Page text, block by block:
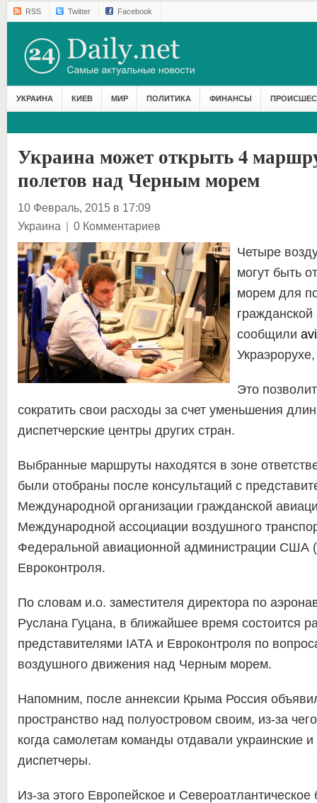
RSS Twitter Facebook
УКРАИНА КИЕВ МИР ПОЛИТИКА ФИНАНСЫ
Украина может открыть 4
полетов над Черным морем
10 Февраль, 2015 в 17:09
Украина | 0 Комментариев
Четыре
могут быть
морем для
сообщили
Это
сократить свои расходы за счет уменьшения
диспетчерские центры других стран.
Выбранные маршруты находятся в зоне
были отобраны после консультаций с
Международной организации гражданской
Международной ассоциации воздушного
Федеральной авиационной администрации США
Евроконтроля.
По словам и.о. заместителя директора по
Руслана Гуцана, в ближайшее время состоится
представителями IATA и Евроконтроля по
воздушного движения над Черным морем.
Напомним, после аннексии Крыма Россия
пространство над полуостровом своим, из-за
когда самолетам команды отдавали украинские и
диспетчеры.
Из-за этого Европейское и Североатлантическое